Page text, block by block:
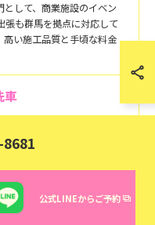
して、商業施設のイベン
張も群馬を拠点に対応して
高い施工品質と手頃な料金
車
上新田1529
8681
ちら 公式LINEからご予約